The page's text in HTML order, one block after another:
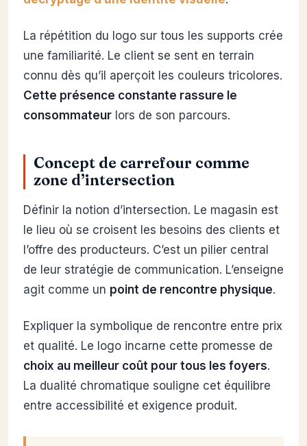
La répétition du logo sur tous les supports crée
une familiarité. Le client se sent en terrain
connu dès qu’il aperçoit les couleurs tricolores.
Cette présence constante rassure le
consommateur lors de son parcours.
Concept de carrefour comme
zone d’intersection
Définir la notion d’intersection. Le magasin est
le lieu où se croisent les besoins des clients et
l’offre des producteurs. C’est un pilier central
de leur stratégie de communication. L’enseigne
agit comme un point de rencontre physique.
Expliquer la symbolique de rencontre entre prix
et qualité. Le logo incarne cette promesse de
choix au meilleur coût pour tous les foyers.
La dualité chromatique souligne cet équilibre
entre accessibilité et exigence produit.